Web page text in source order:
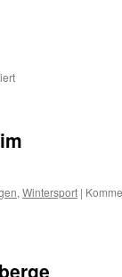
für
die
, Wintersport |